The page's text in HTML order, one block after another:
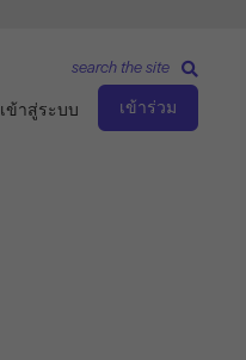
เข้าสู่ระบบ เข้าร่วม
search the site